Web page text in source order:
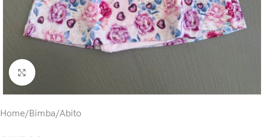
Click to enlarge
Home/Bimba/Abito